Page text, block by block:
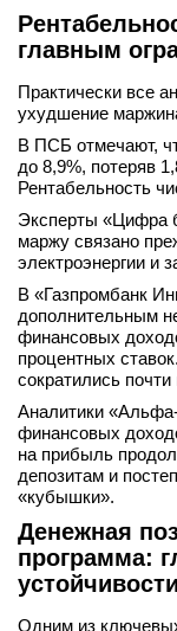
главным
Практически все
ухудшение
В ПСБ отмечают,
до 8,9%, потеряв
Рентабельность
Эксперты «Цифра
маржу связано
электроэнергии и
В «Газпромбанк
дополнительным
финансовых
процентных
сократились почти
Аналитики
финансовых
на прибыль
депозитам и
«кубышки».
Денежная
программа:
Одним из